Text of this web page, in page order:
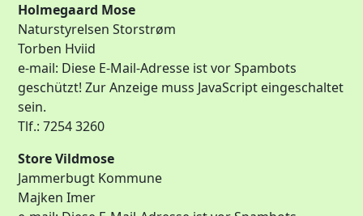
Holmegaard Mose
Naturstyrelsen Storstrøm
Torben Hviid
e-mail: Diese E-Mail-Adresse ist vor Spambots
geschützt! Zur Anzeige muss JavaScript eingeschaltet
sein.
Tlf.: 7254 3260
Store Vildmose
Jammerbugt Kommune
Majken Imer